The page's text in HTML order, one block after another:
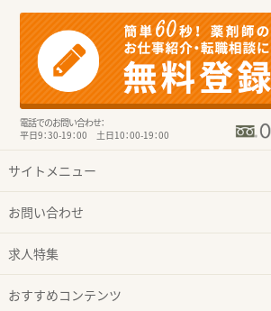
電話でのお問い合わせ：
平日9：30-19：00 土日10：00-19：00
サイトメニュー
お問い合わせ
求人特集
おすすめコンテンツ